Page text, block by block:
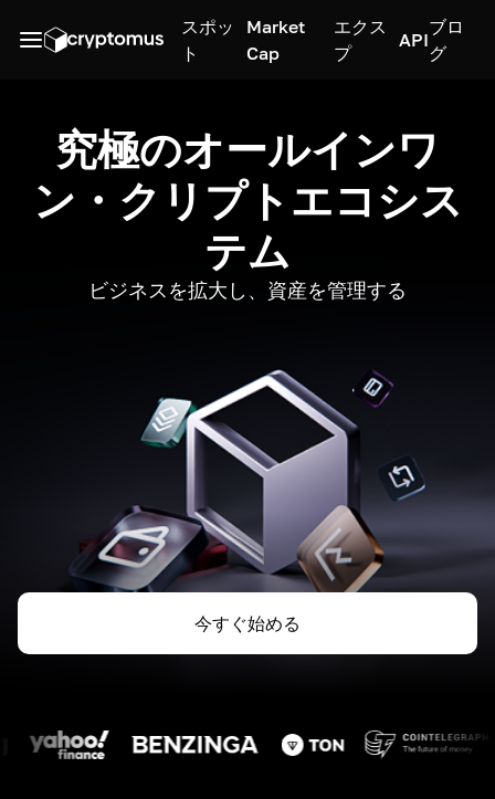
スポッ
ト
Market
Cap
エクス
プ
API
ブロ
グ
究極のオールインワ
ン・クリプトエコシス
テム
ビジネスを拡大し、資産を管理する
今すぐ始める